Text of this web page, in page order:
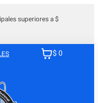
superiores a $
$ 0